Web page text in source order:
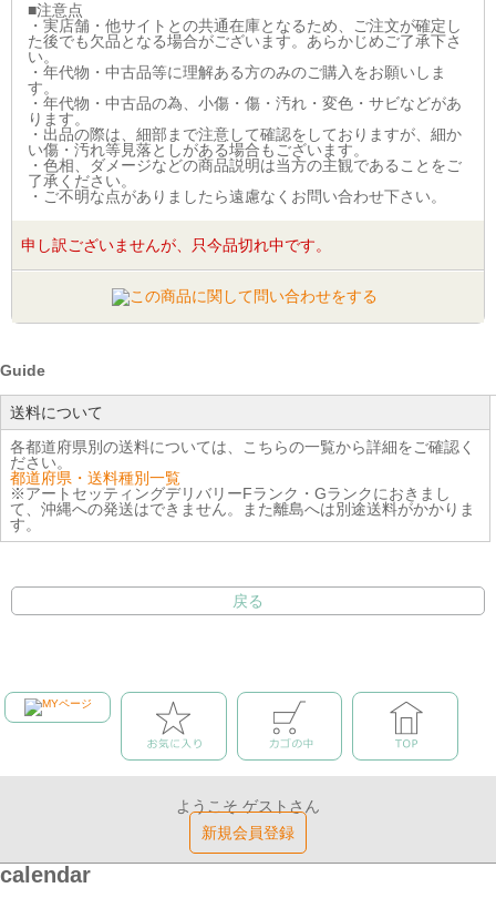
■注意点
・実店舗・他サイトとの共通在庫となるため、ご注文が確定し
た後でも欠品となる場合がございます。あらかじめご了承下さ
い。
・年代物・中古品等に理解ある方のみのご購入をお願いしま
す。
・年代物・中古品の為、小傷・傷・汚れ・変色・サビなどがあ
ります。
・出品の際は、細部まで注意して確認をしておりますが、細か
い傷・汚れ等見落としがある場合もございます。
・色相、ダメージなどの商品説明は当方の主観であることをご
了承ください。
・ご不明な点がありましたら遠慮なくお問い合わせ下さい。
申し訳ございませんが、只今品切れ中です。
Guide
送料について
各都道府県別の送料については、こちらの一覧から詳細をご確認く
ださい。
都道府県・送料種別一覧
※アートセッティングデリバリーFランク・Gランクにおきまし
て、沖縄への発送はできません。また離島へは別途送料がかかりま
す。
戻る
ようこそ ゲストさん
新規会員登録
calendar